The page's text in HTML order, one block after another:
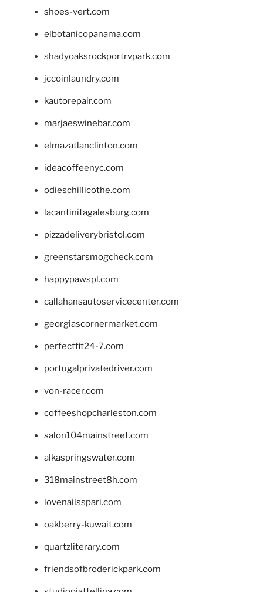
shoes-vert.com
elbotanicopanama.com
shadyoaksrockportrvpark.com
jccoinlaundry.com
kautorepair.com
marjaeswinebar.com
elmazatlanclinton.com
ideacoffeenyc.com
odieschillicothe.com
lacantinitagalesburg.com
pizzadeliverybristol.com
greenstarsmogcheck.com
happypawspl.com
callahansautoservicecenter.com
georgiascornermarket.com
perfectfit24-7.com
portugalprivatedriver.com
von-racer.com
coffeeshopcharleston.com
salon104mainstreet.com
alkaspringswater.com
318mainstreet8h.com
lovenailsspari.com
oakberry-kuwait.com
quartzliterary.com
friendsofbroderickpark.com